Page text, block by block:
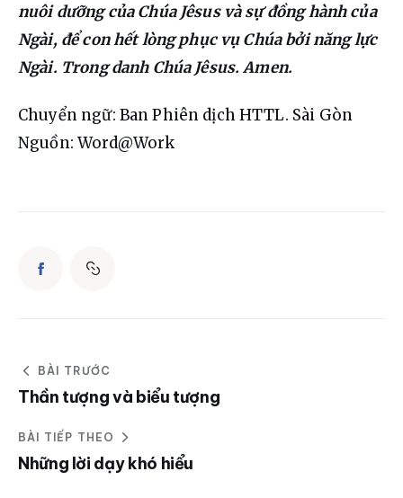
nuôi dưỡng của Chúa Jêsus và sự đồng hành của
Ngài, để con hết lòng phục vụ Chúa bởi năng lực
Ngài. Trong danh Chúa Jêsus. Amen.
Chuyển ngữ: Ban Phiên dịch HTTL. Sài Gòn
Nguồn: Word@Work
BÀI TRƯỚC
Thần tượng và biểu tượng
BÀI TIẾP THEO
Những lời dạy khó hiểu